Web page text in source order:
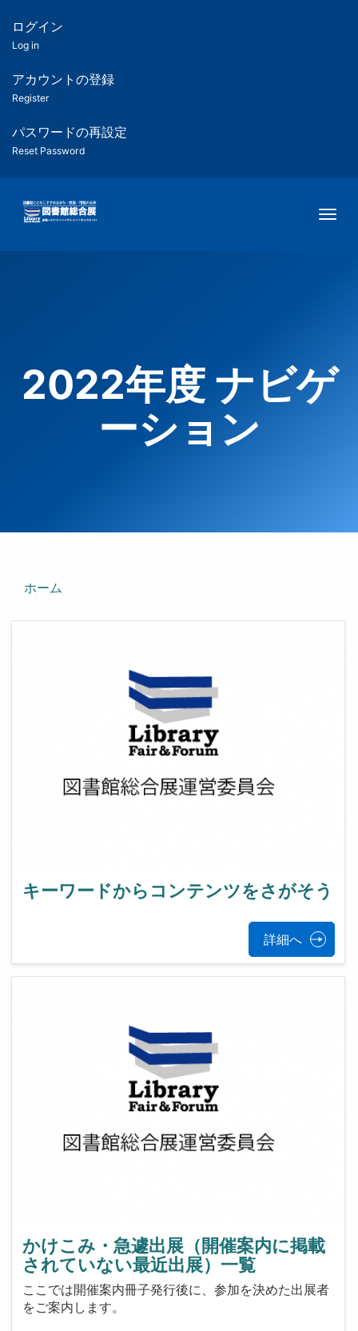
ツ
匿
名
ユ
ー
ー
用
メ
ログイン
Log in
アカウントの登録
Register
パスワードの再設定
Reset Password
2022年度 ナビゲ
ーション
ホーム
キーワードからコンテンツをさがそう
詳細へ
かけこみ・急遽出展（開催案内に掲載
されていない最近出展）一覧
ここでは開催案内冊子発行後に、参加を決めた出展者
をご案内します。